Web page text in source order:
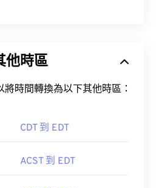
他時區
時間轉換為以下其他時區：
CDT 到 EDT
ACST 到 EDT